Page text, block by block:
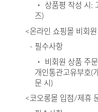
・ 상품평 작성 시:
즈)
<온라인 쇼핑몰 비회
- 필수사항
・ 비회원 상품 주
개인통관고유부호(
문 시)
<코오롱몰 입점/제휴